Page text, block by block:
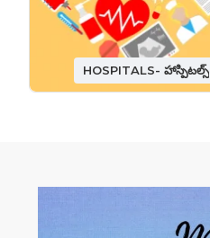
HOSPITALS- హాస్పిటల్స్